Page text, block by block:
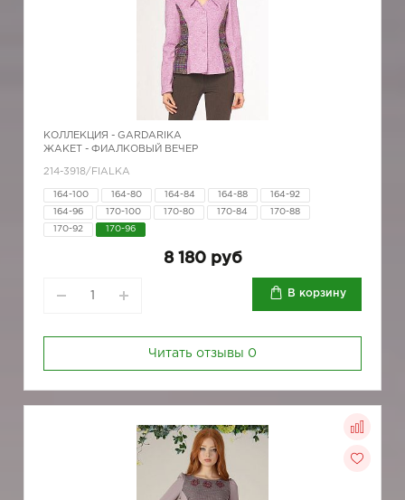
КОЛЛЕКЦИЯ - GARDARIKA
ЖАКЕТ - ФИАЛКОВЫЙ ВЕЧЕР
214-3918/FIALKA
164-100 164-80 164-84 164-88 164-92
164-96 170-100 170-80 170-84 170-88
170-92 170-96
8 180 руб
В корзину
Читать отзывы 0